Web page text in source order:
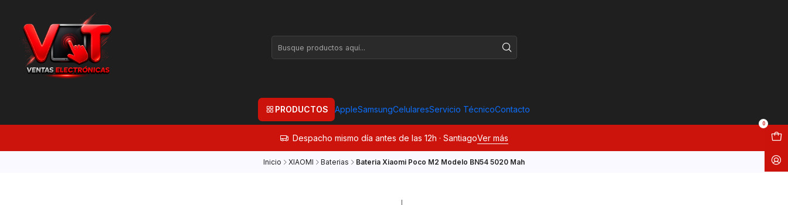
PRODUCTOS AppleSamsungCelularesServicio TécnicoContacto
0
Despacho mismo día antes de las 12h · SantiagoVer más
Inicio XIAOMI Baterias Bateria Xiaomi Poco M2 Modelo BN54 5020 Mah